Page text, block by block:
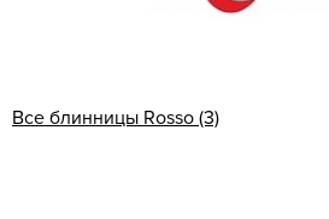
Все блинницы Rosso (3)